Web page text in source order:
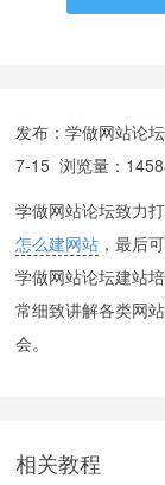
发布：学做网站论
7-15 浏览量：
学做网站论坛致力
怎么建网站 ，最后
学做网站论坛建站
常细致讲解各类网
会。
相关教程